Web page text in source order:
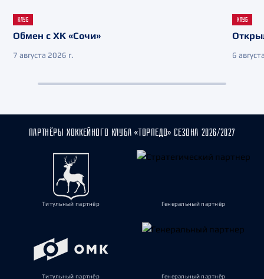
КЛУБ
Обмен с ХК «Сочи»
7 августа 2026 г.
КЛУБ
6
ПАРТНЁРЫ ХОККЕЙНОГО КЛУБА «ТОРПЕДО» СЕЗОНА 2026/2027
Титульный партнёр Генеральный партнёр
Титульный партнёр Генеральный партнёр